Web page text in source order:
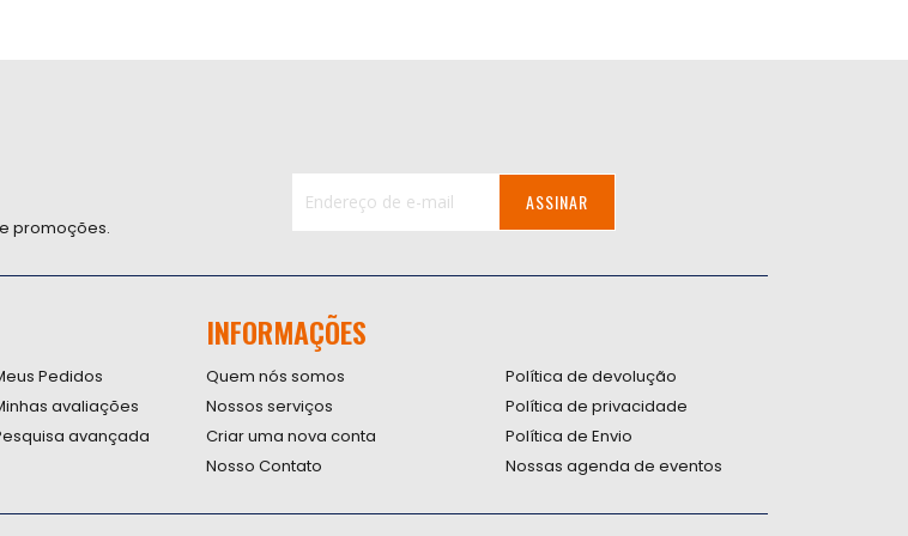
promoções.
nossa
Newsletter:
ASSINAR
Pedidos
avaliações
avançada
INFORMAÇÕES
Quem nós somos
Nossos serviços
Criar uma nova conta
Nosso Contato
Política de devolução
Política de privacidade
Política de Envio
Nossas agenda de eventos